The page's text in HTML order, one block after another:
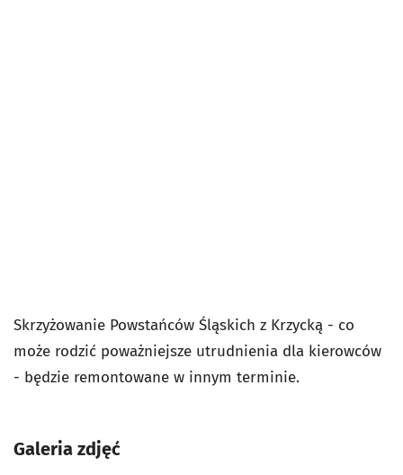
Skrzyżowanie Powstańców Śląskich z Krzycką - co
może rodzić poważniejsze utrudnienia dla kierowców
- będzie remontowane w innym terminie.
Galeria zdjęć